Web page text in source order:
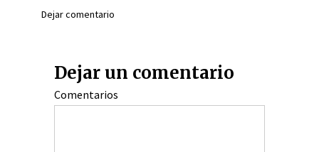
Dejar comentario
Dejar un comentario
Comentarios